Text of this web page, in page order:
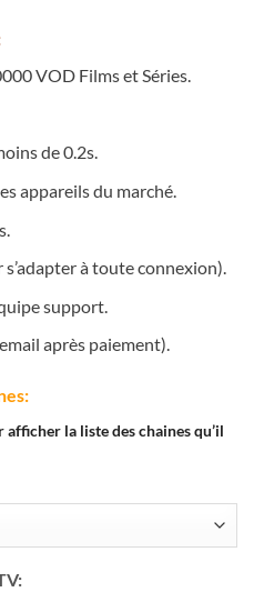
VOD Films et Séries.
de 0.2s.
appareils du marché.
à toute connexion).
support.
après paiement).
la liste des chaines qu’il